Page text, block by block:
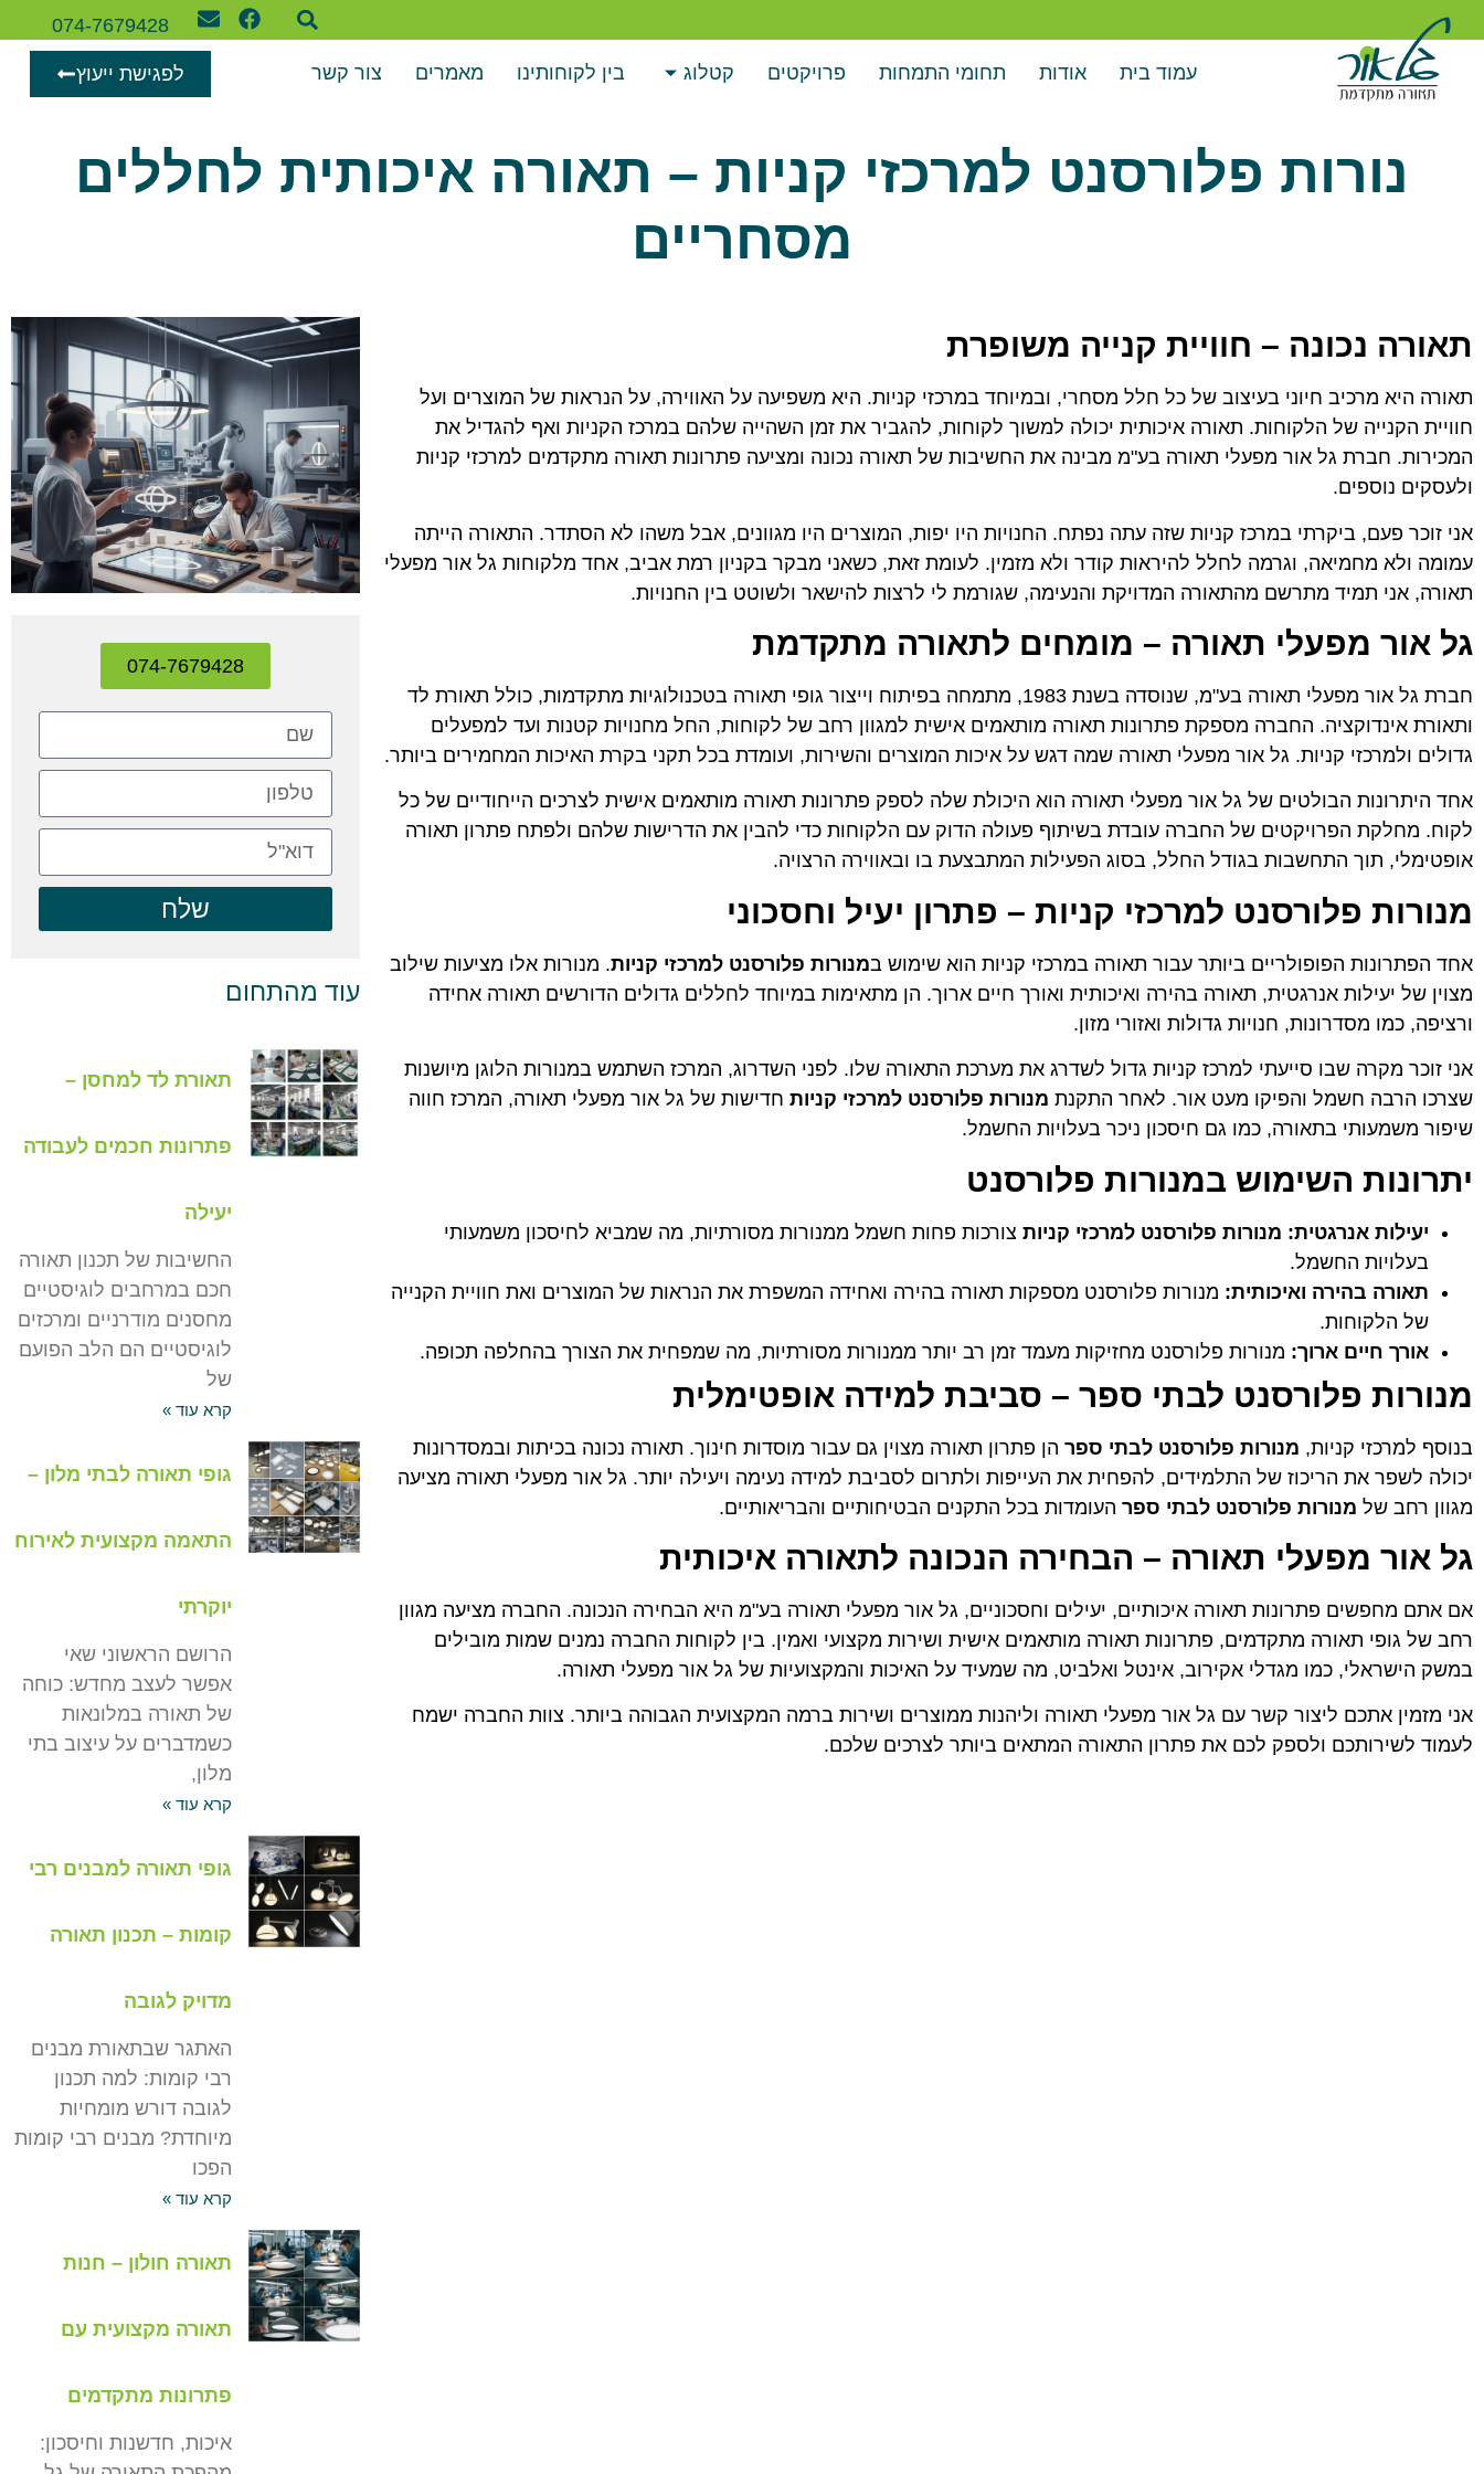
074-7679428
עמוד בית אודות תחומי התמחות פרויקטים קטלוג בין לקוחותינו מאמרים צור קשר לפגישת ייעוץ
נורות פלורסנט למרכזי קניות – תאורה איכותית לחללים
מסחריים
תאורה נכונה – חוויית קנייה משופרת
תאורה היא מרכיב חיוני בעיצוב של כל חלל מסחרי, ובמיוחד במרכזי קניות. היא משפיעה על האווירה, על הנראות של המוצרים ועל
חוויית הקנייה של הלקוחות. תאורה איכותית יכולה למשוך לקוחות, להגביר את זמן השהייה שלהם במרכז הקניות ואף להגדיל את
המכירות. חברת גל אור מפעלי תאורה בע"מ מבינה את החשיבות של תאורה נכונה ומציעה פתרונות תאורה מתקדמים למרכזי קניות
ולעסקים נוספים.
אני זוכר פעם, ביקרתי במרכז קניות שזה עתה נפתח. החנויות היו יפות, המוצרים היו מגוונים, אבל משהו לא הסתדר. התאורה הייתה
עמומה ולא מחמיאה, וגרמה לחלל להיראות קודר ולא מזמין. לעומת זאת, כשאני מבקר בקניון רמת אביב, אחד מלקוחות גל אור מפעלי
תאורה, אני תמיד מתרשם מהתאורה המדויקת והנעימה, שגורמת לי לרצות להישאר ולשוטט בין החנויות.
גל אור מפעלי תאורה – מומחים לתאורה מתקדמת
חברת גל אור מפעלי תאורה בע"מ, שנוסדה בשנת 1983, מתמחה בפיתוח וייצור גופי תאורה בטכנולוגיות מתקדמות, כולל תאורת לד
ותאורת אינדוקציה. החברה מספקת פתרונות תאורה מותאמים אישית למגוון רחב של לקוחות, החל מחנויות קטנות ועד למפעלים
גדולים ולמרכזי קניות. גל אור מפעלי תאורה שמה דגש על איכות המוצרים והשירות, ועומדת בכל תקני בקרת האיכות המחמירים ביותר.
אחד היתרונות הבולטים של גל אור מפעלי תאורה הוא היכולת שלה לספק פתרונות תאורה מותאמים אישית לצרכים הייחודיים של כל
לקוח. מחלקת הפרויקטים של החברה עובדת בשיתוף פעולה הדוק עם הלקוחות כדי להבין את הדרישות שלהם ולפתח פתרון תאורה
אופטימלי, תוך התחשבות בגודל החלל, בסוג הפעילות המתבצעת בו ובאווירה הרצויה.
מנורות פלורסנט למרכזי קניות – פתרון יעיל וחסכוני
אחד הפתרונות הפופולריים ביותר עבור תאורה במרכזי קניות הוא שימוש במנורות פלורסנט למרכזי קניות. מנורות אלו מציעות שילוב
מצוין של יעילות אנרגטית, תאורה בהירה ואיכותית ואורך חיים ארוך. הן מתאימות במיוחד לחללים גדולים הדורשים תאורה אחידה
ורציפה, כמו מסדרונות, חנויות גדולות ואזורי מזון.
אני זוכר מקרה שבו סייעתי למרכז קניות גדול לשדרג את מערכת התאורה שלו. לפני השדרוג, המרכז השתמש במנורות הלוגן מיושנות
שצרכו הרבה חשמל והפיקו מעט אור. לאחר התקנת מנורות פלורסנט למרכזי קניות חדישות של גל אור מפעלי תאורה, המרכז חווה
שיפור משמעותי בתאורה, כמו גם חיסכון ניכר בעלויות החשמל.
יתרונות השימוש במנורות פלורסנט
יעילות אנרגטית: מנורות פלורסנט למרכזי קניות צורכות פחות חשמל ממנורות מסורתיות, מה שמביא לחיסכון משמעותי
בעלויות החשמל.
תאורה בהירה ואיכותית: מנורות פלורסנט מספקות תאורה בהירה ואחידה המשפרת את הנראות של המוצרים ואת חוויית הקנייה
של הלקוחות.
אורך חיים ארוך: מנורות פלורסנט מחזיקות מעמד זמן רב יותר ממנורות מסורתיות, מה שמפחית את הצורך בהחלפה תכופה.
מנורות פלורסנט לבתי ספר – סביבת למידה אופטימלית
בנוסף למרכזי קניות, מנורות פלורסנט לבתי ספר הן פתרון תאורה מצוין גם עבור מוסדות חינוך. תאורה נכונה בכיתות ובמסדרונות
יכולה לשפר את הריכוז של התלמידים, להפחית את העייפות ולתרום לסביבת למידה נעימה ויעילה יותר. גל אור מפעלי תאורה מציעה
מגוון רחב של מנורות פלורסנט לבתי ספר העומדות בכל התקנים הבטיחותיים והבריאותיים.
גל אור מפעלי תאורה – הבחירה הנכונה לתאורה איכותית
אם אתם מחפשים פתרונות תאורה איכותיים, יעילים וחסכוניים, גל אור מפעלי תאורה בע"מ היא הבחירה הנכונה. החברה מציעה מגוון
רחב של גופי תאורה מתקדמים, פתרונות תאורה מותאמים אישית ושירות מקצועי ואמין. בין לקוחות החברה נמנים שמות מובילים
במשק הישראלי, כמו מגדלי אקירוב, אינטל ואלביט, מה שמעיד על האיכות והמקצועיות של גל אור מפעלי תאורה.
אני מזמין אתכם ליצור קשר עם גל אור מפעלי תאורה וליהנות ממוצרים ושירות ברמה המקצועית הגבוהה ביותר. צוות החברה ישמח
לעמוד לשירותכם ולספק לכם את פתרון התאורה המתאים ביותר לצרכים שלכם.
074-7679428
שלח
עוד מהתחום
תאורת לד למחסן –
פתרונות חכמים לעבודה
יעילה
החשיבות של תכנון תאורה
חכם במרחבים לוגיסטיים
מחסנים מודרניים ומרכזים
לוגיסטיים הם הלב הפועם
של
קרא עוד »
גופי תאורה לבתי מלון –
התאמה מקצועית לאירוח
יוקרתי
הרושם הראשוני שאי
אפשר לעצב מחדש: כוחה
של תאורה במלונאות
כשמדברים על עיצוב בתי
מלון,
קרא עוד »
גופי תאורה למבנים רבי
קומות – תכנון תאורה
מדויק לגובה
האתגר שבתאורת מבנים
רבי קומות: למה תכנון
לגובה דורש מומחיות
מיוחדת? מבנים רבי קומות
הפכו
קרא עוד »
תאורה חולון – חנות
תאורה מקצועית עם
פתרונות מתקדמים
איכות, חדשנות וחיסכון: